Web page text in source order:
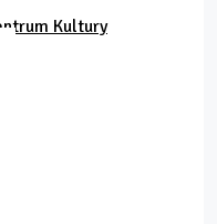
Kultury